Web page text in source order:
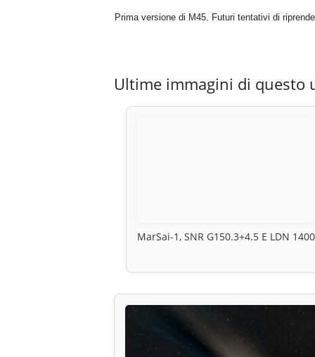
Prima versione di M45. Futuri tentativi di
Ultime immagini di questo
MarSai-1, SNR G150.3+4.5 E LDN 1400